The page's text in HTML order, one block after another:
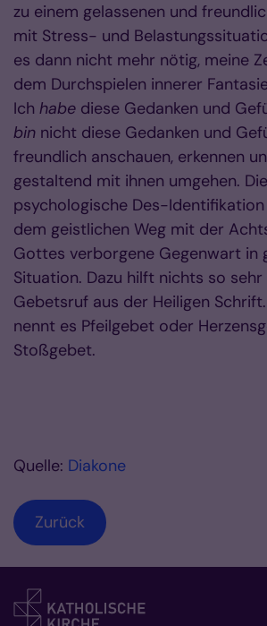
zu einem gelassenen und
mit Stress- und
es dann nicht mehr nötig, meine
dem Durchspielen innerer
Ich habe diese Gedanken und
bin nicht diese Gedanken und
freundlich anschauen, erkennen
gestaltend mit ihnen umgehen.
psychologische Des-
dem geistlichen Weg mit der
Gottes verborgene Gegenwart in
Situation. Dazu hilft nichts so
Gebetsruf aus der Heiligen
nennt es Pfeilgebet oder
Stoßgebet.
Quelle: Diakone
Zurück